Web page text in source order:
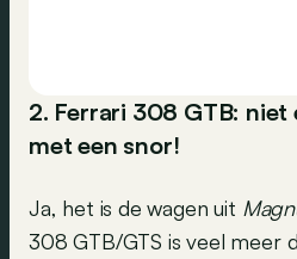
2. Ferrari 308 GTB: niet
met een snor!
Ja, het is de wagen uit
308 GTB/GTS is veel meer